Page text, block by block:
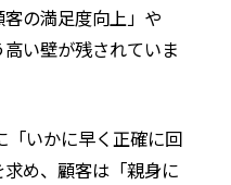
の満足度向上」や
高い壁が残されていま
「いかに早く正確に回
め、顧客は「親身に